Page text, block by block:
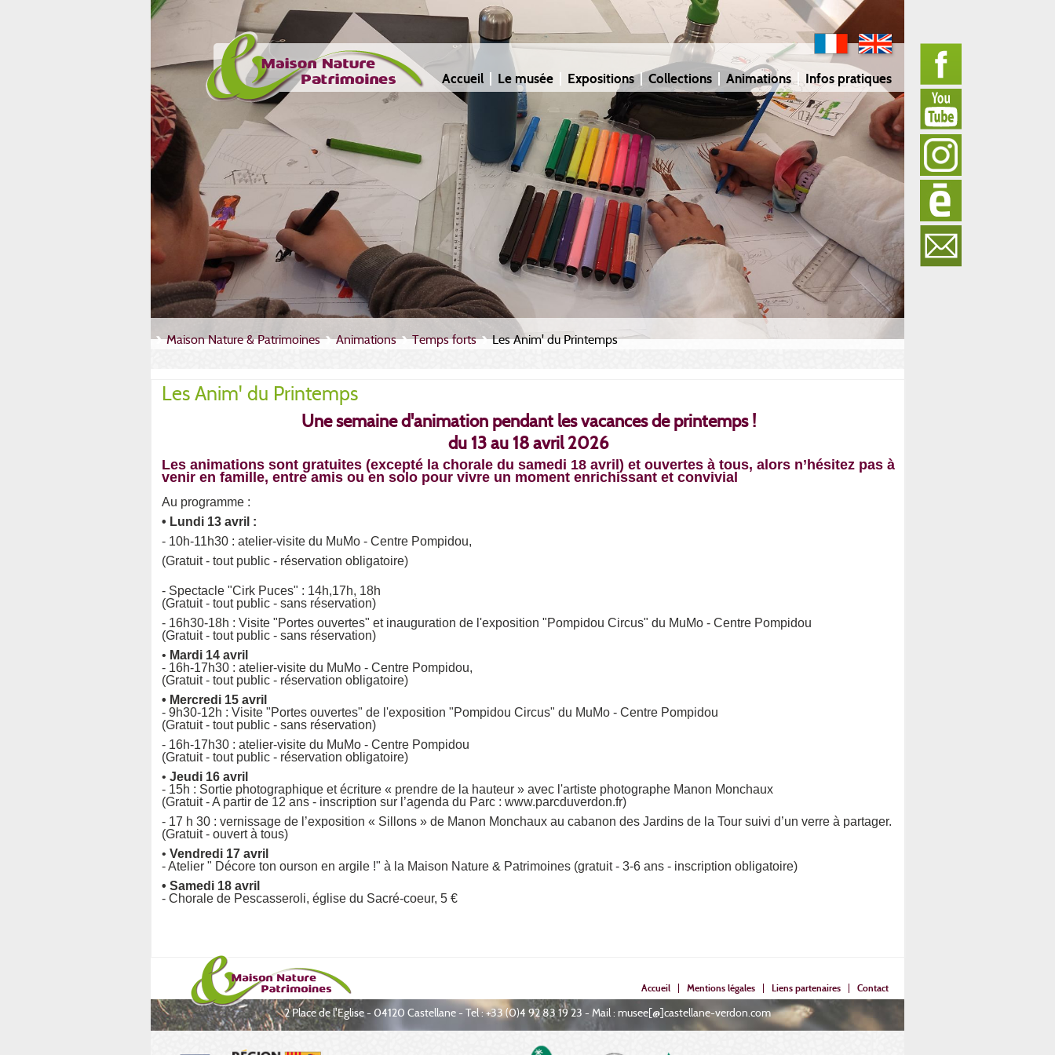
Accueil Le musée Expositions Collections Animations Infos pratiques
Maison Nature & Patrimoines Animations Temps forts Les Anim' du Printemps
Les Anim' du Printemps
Une semaine d'animation pendant les vacances de printemps !
du 13 au 18 avril 2026
Les animations sont gratuites (excepté la chorale du samedi 18 avril) et ouvertes à tous, alors n’hésitez pas à
venir en famille, entre amis ou en solo pour vivre un moment enrichissant et convivial
Au programme :
• Lundi 13 avril :
- 10h-11h30 : atelier-visite du MuMo - Centre Pompidou,
(Gratuit - tout public - réservation obligatoire)
- Spectacle "Cirk Puces" : 14h,17h, 18h
(Gratuit - tout public - sans réservation)
- 16h30-18h : Visite "Portes ouvertes" et inauguration de l'exposition "Pompidou Circus" du MuMo - Centre Pompidou
(Gratuit - tout public - sans réservation)
• Mardi 14 avril
- 16h-17h30 : atelier-visite du MuMo - Centre Pompidou,
(Gratuit - tout public - réservation obligatoire)
• Mercredi 15 avril
- 9h30-12h : Visite "Portes ouvertes" de l'exposition "Pompidou Circus" du MuMo - Centre Pompidou
(Gratuit - tout public - sans réservation)
- 16h-17h30 : atelier-visite du MuMo - Centre Pompidou
(Gratuit - tout public - réservation obligatoire)
• Jeudi 16 avril
- 15h : Sortie photographique et écriture « prendre de la hauteur » avec l'artiste photographe Manon Monchaux
(Gratuit - A partir de 12 ans - inscription sur l’agenda du Parc : www.parcduverdon.fr)
- 17 h 30 : vernissage de l’exposition « Sillons » de Manon Monchaux au cabanon des Jardins de la Tour suivi d’un verre à partager.
(Gratuit - ouvert à tous)
• Vendredi 17 avril
- Atelier " Décore ton ourson en argile !" à la Maison Nature & Patrimoines (gratuit - 3-6 ans - inscription obligatoire)
• Samedi 18 avril
- Chorale de Pescasseroli, église du Sacré-coeur, 5 €
Accueil Mentions légales Liens partenaires Contact
2 Place de l'Eglise - 04120 Castellane- Tel : +33 (0)4 92 83 19 23 -Mail : musee[@]castellane-verdon.com